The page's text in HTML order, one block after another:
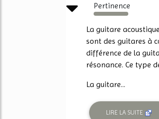
Pertinence
4141%
La guitare
sont des guitares à
différence de la
résonance. Ce type
La guitare...
LIRE LA SUITE